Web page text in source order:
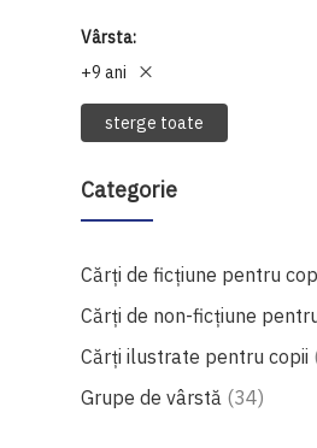
Vârsta
+9 ani
sterge toate
Categorie
Cărți de ficțiune pentru
Cărți de non-ficțiune
Cărți ilustrate pentru copii
Grupe de vârstă
34produse